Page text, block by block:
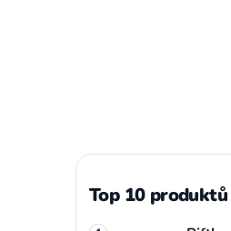
Top 10 produktů